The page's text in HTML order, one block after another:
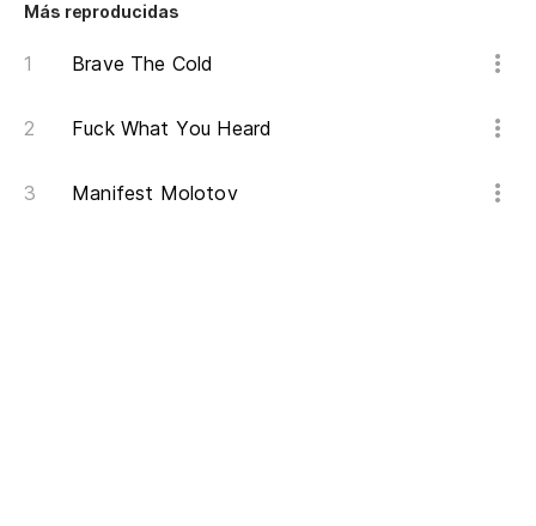
Más reproducidas
Brave The Cold
Fuck What You Heard
Manifest Molotov